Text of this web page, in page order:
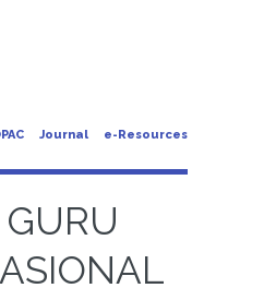
Journal e-Resources